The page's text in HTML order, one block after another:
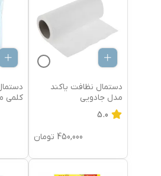
دستمال نظافت یاکند
مدل جادویی
5.0
450,000 تومان
کلمی